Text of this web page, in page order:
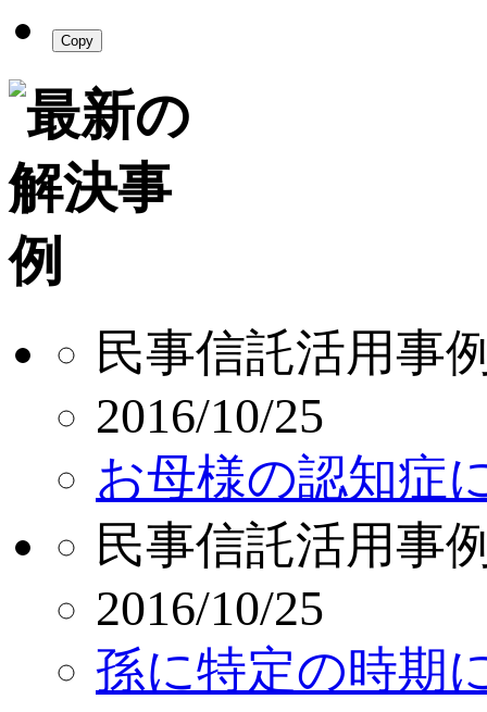
Copy
民事信託活用事
2016/10/25
お母様の認知症
民事信託活用事
2016/10/25
孫に特定の時期